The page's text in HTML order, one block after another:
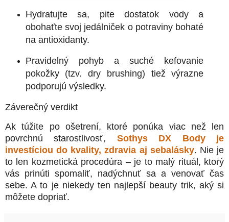
Hydratujte sa, pite dostatok vody a
obohaťte svoj jedálniček o potraviny bohaté
na antioxidanty.
Pravidelný pohyb a suché kefovanie
pokožky(tzv. dry brushing) tiež výrazne
podporujú výsledky.
Záverečný verdikt
Ak túžite po ošetrení, ktoré ponúka viac než len
povrchnú starostlivosť, Sothys DX Body je
investíciou do kvality, zdravia aj sebalásky. Nie je
to len kozmetická procedúra – je to malý rituál, ktorý
vás prinúti spomaliť, nadýchnuť sa a venovať čas
sebe. A to je niekedy ten najlepší beauty trik, aký si
môžete dopriať.